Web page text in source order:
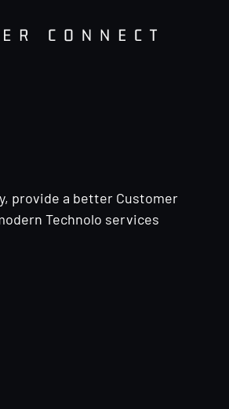
provide a better Customer
Technolo services